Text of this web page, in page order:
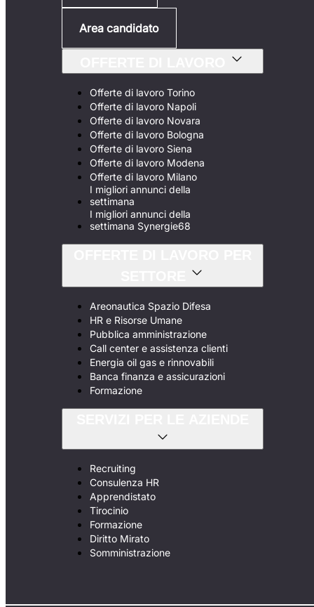
Area candidato
Offerte di lavoro Torino
Offerte di lavoro Napoli
Offerte di lavoro Novara
Offerte di lavoro Bologna
Offerte di lavoro Siena
Offerte di lavoro Modena
Offerte di lavoro Milano
I migliori annunci della
settimana
I migliori annunci della
settimana Synergie68
Areonautica Spazio Difesa
HR e Risorse Umane
Pubblica amministrazione
Call center e assistenza clienti
Energia oil gas e rinnovabili
Banca finanza e assicurazioni
Formazione
Recruiting
Consulenza HR
Apprendistato
Tirocinio
Formazione
Diritto Mirato
Somministrazione